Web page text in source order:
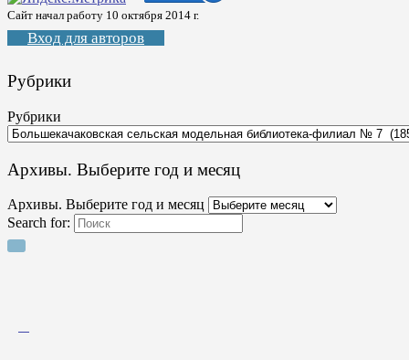
Сайт начал работу 10 октября 2014 г.
Вход для авторов
Рубрики
Рубрики
Архивы. Выберите год и месяц
Архивы. Выберите год и месяц
Search for: